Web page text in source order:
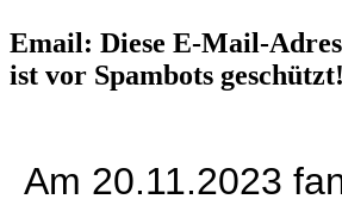
Email: Diese E-Mail-
ist vor Spambots
Am 20.11.2023